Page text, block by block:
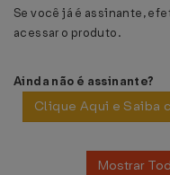
Se você já é assinante,
acessar o produto.
Ainda não é assinante?
Clique Aqui e Saiba
Mostrar